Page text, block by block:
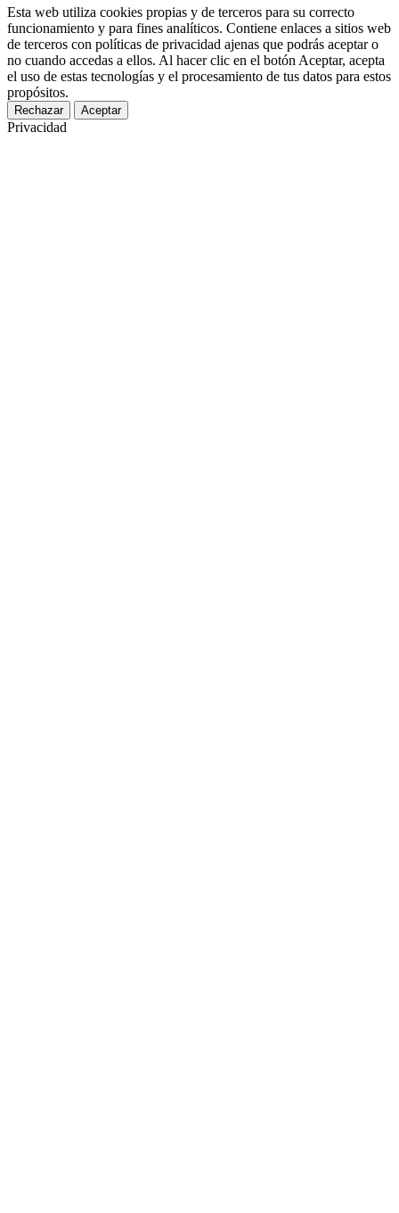
Esta web utiliza cookies propias y de terceros para su correcto
funcionamiento y para fines analíticos. Contiene enlaces a sitios web
de terceros con políticas de privacidad ajenas que podrás aceptar o
no cuando accedas a ellos. Al hacer clic en el botón Aceptar, acepta
el uso de estas tecnologías y el procesamiento de tus datos para estos
propósitos.
Rechazar Aceptar
Privacidad